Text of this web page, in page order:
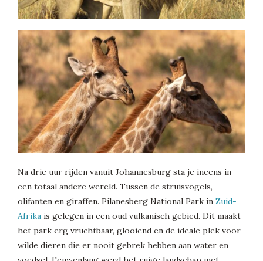
Na drie uur rijden vanuit Johannesburg sta je ineens in
een totaal andere wereld. Tussen de struisvogels,
olifanten en giraffen. Pilanesberg National Park in Zuid-
Afrika is gelegen in een oud vulkanisch gebied. Dit maakt
het park erg vruchtbaar, glooiend en de ideale plek voor
wilde dieren die er nooit gebrek hebben aan water en